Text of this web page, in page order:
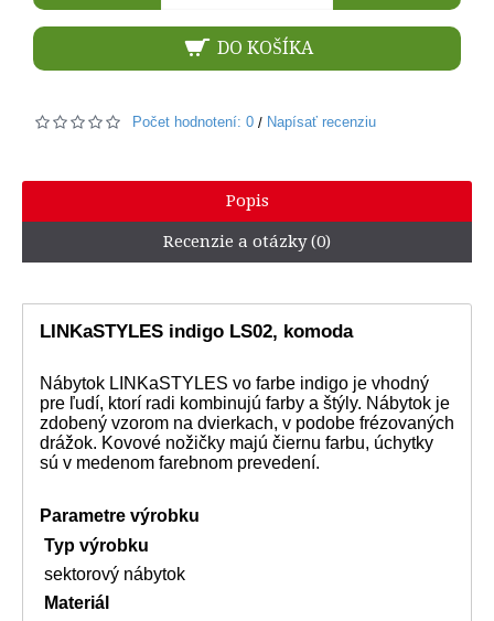
DO KOŠÍKA
Počet hodnotení: 0 / Napísať recenziu
Popis
Recenzie a otázky (0)
LINKaSTYLES indigo LS02, komoda
Nábytok LINKaSTYLES vo farbe indigo je vhodný
pre ľudí, ktorí radi kombinujú farby a štýly. Nábytok je
zdobený vzorom na dvierkach, v podobe frézovaných
drážok. Kovové nožičky majú čiernu farbu, úchytky
sú v medenom farebnom prevedení.
Parametre výrobku
Typ výrobku
sektorový nábytok
Materiál